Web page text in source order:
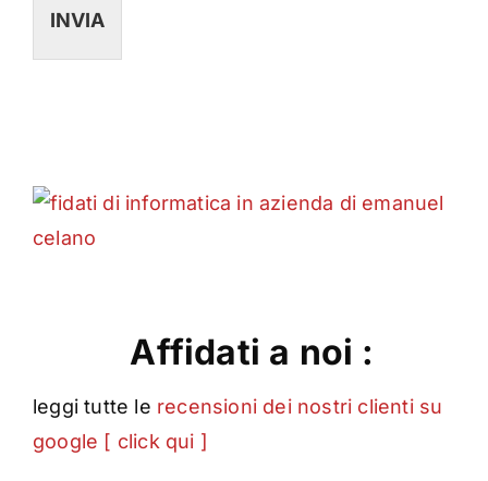
INVIA
Affidati a noi :
leggi tutte le recensioni dei nostri clienti su
google [ click qui ]